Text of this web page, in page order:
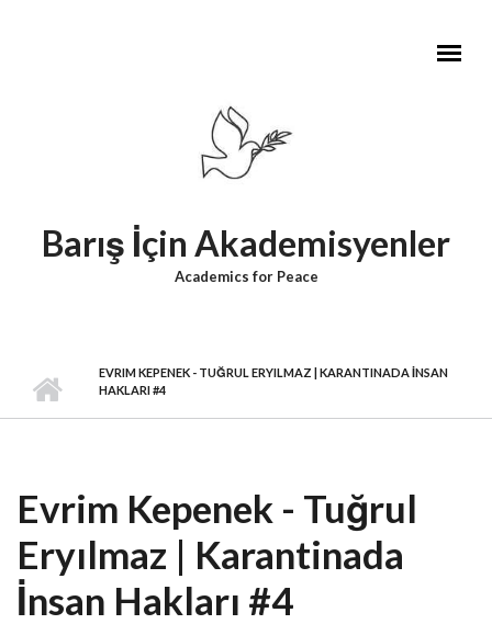
Barış İçin Akademisyenler
Academics for Peace
EVRIM KEPENEK - TUĞRUL ERYILMAZ | KARANTINADA İNSAN
HAKLARI #4
Evrim Kepenek - Tuğrul
Eryılmaz | Karantinada
İnsan Hakları #4